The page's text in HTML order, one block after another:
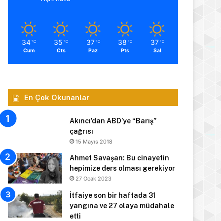
34 ℃
Cum
35 ℃
Cts
37 ℃
Paz
38 ℃
Pts
37 ℃
Sal
En Çok Okunanlar
Akıncı’dan ABD’ye “Barış”
çağrısı
15 Mayıs 2018
Ahmet Savaşan: Bu cinayetin
hepimize ders olması gerekiyor
27 Ocak 2023
İtfaiye son bir haftada 31
yangına ve 27 olaya müdahale
etti